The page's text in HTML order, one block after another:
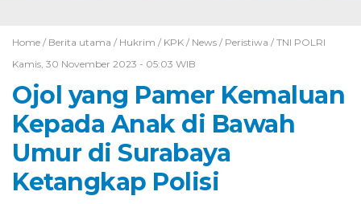
Home / Berita utama / Hukrim / KPK / News / Peristiwa / TNI POLRI
Kamis, 30 November 2023 - 05:03 WIB
Ojol yang Pamer Kemaluan
Kepada Anak di Bawah
Umur di Surabaya
Ketangkap Polisi